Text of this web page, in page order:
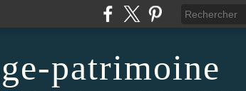
patrimoine